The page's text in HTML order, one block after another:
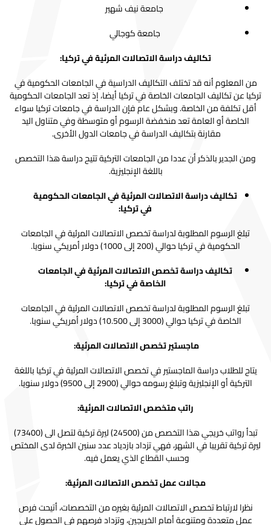
جامعة نيف شهير
جامعة كوجالي
تكاليف دراسة الاتصالات المرئية في تركيا:
من المعلوم أنه قد تختلف التكاليف الدراسية في الجامعات الحكومية في
تركيا عن تكاليف الجامعات الخاصة في تركيا أيضا، إذ تعد الجامعات الحكومية
أقل تكلفة من الخاصة. وبشكل عام فإن الدراسة في جامعات تركيا سواء
الخاصة أو العامة تعد منخفضة الرسوم أو متوسطة وفي متناول اليد
مقارنة بتكاليف الدراسة في جامعات الدول الأخرى.
ومن الجدير بالذكر أن عددا من الجامعات التركية تتيح دراسة هذا التخصص
باللغة الإنجليزية.
تكاليف دراسة الاتصالات المرئية في الجامعات الحكومية
في تركيا:
تبلغ الرسوم المطلوبة لدراسة تخصص الاتصالات المرئية في الجامعات
الحكومية في تركيا حوالي (200 إلى 1000) دولار أمريكي سنويا.
تكاليف دراسة تخصص الاتصالات المرئية في الجامعات
الخاصة في تركيا:
تبلغ الرسوم المطلوبة لدراسة تخصص الاتصالات المرئية في الجامعات
الخاصة في تركياحوالي (3000 إلى 10.500) دولار أمريكي سنويا.
ماجستير تخصص الاتصالات المرئية:
يتاح للطلاب دراسة الماجستير في تخصص الاتصالات المرئية في تركيا باللغة
التركية أو الإنجليزية وتبلغ رسومه حوالي (2900 إلى 9500) دولار سنويا.
راتب متخصص الاتصالات المرئية:
تبدأ رواتب خريجي هذا التخصص من (24500) ليرة تركية لتصل الى (73400)
ليرة تركية تقريبا في الشهر، فهي تزداد بازدياد عدد سنين الخبرة لدى المختص
وحسب القطاع الذي يعمل فيه.
مجالات عمل تخصص الاتصالات المرئية:
نظرا لارتباط تخصص الاتصالات المرئية بغيره من التخصصات، أتيحت فرص
عمل متعددة ومتنوعة أمام الخريجين، وتزداد فرصهم في الحصول على